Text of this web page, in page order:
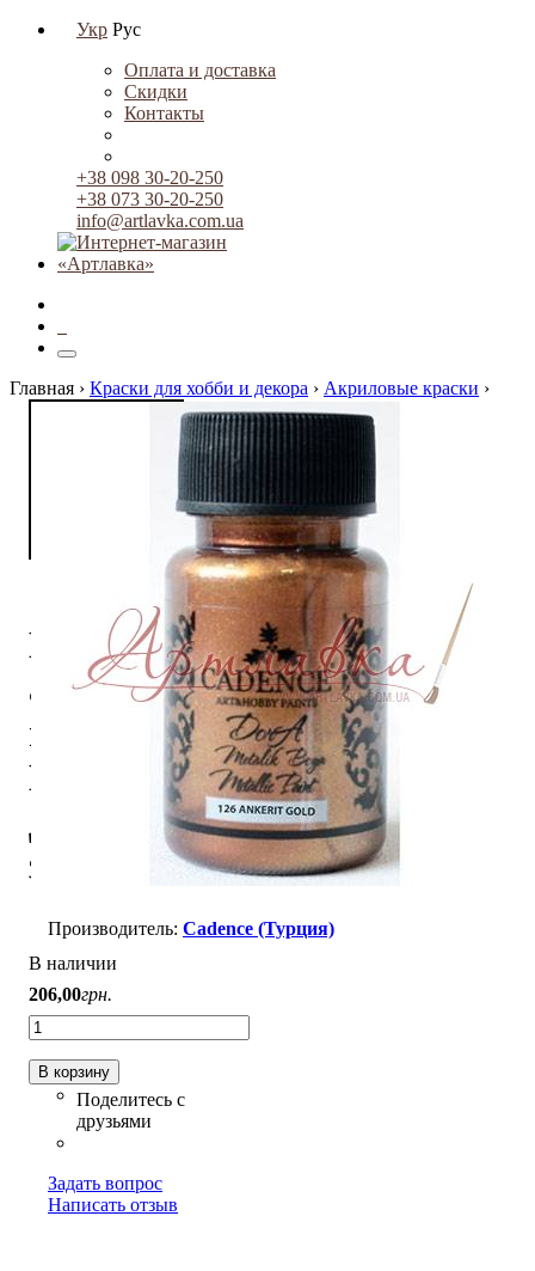
Укр Рус
Оплата и доставка
Скидки
Контакты
+38 098 30-20-250
+38 073 30-20-250
info@artlavka.com.ua
Главная › Краски для хобби и декора › Акриловые краски ›
Краска
акриловая
металлизированная
Dora,
Далекое
золото, 50мл
Cadence (Турция)
В наличии
206,00грн.
В корзину
Задать вопрос
Написать отзыв